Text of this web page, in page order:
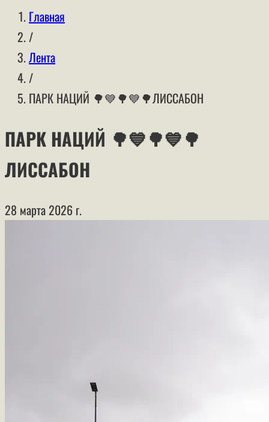
Главная
/
Лента
/
ПАРК НАЦИЙ 🌳💙🌳💙🌳ЛИССАБОН
ПАРК НАЦИЙ 🌳💙🌳💙🌳
ЛИССАБОН
28 марта 2026 г.